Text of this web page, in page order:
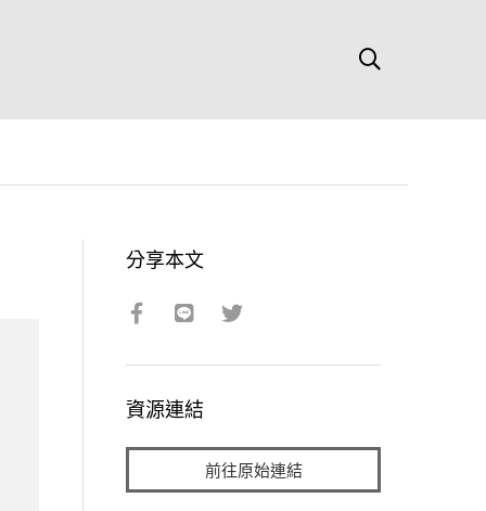
分享本文
資源連結
前往原始連結